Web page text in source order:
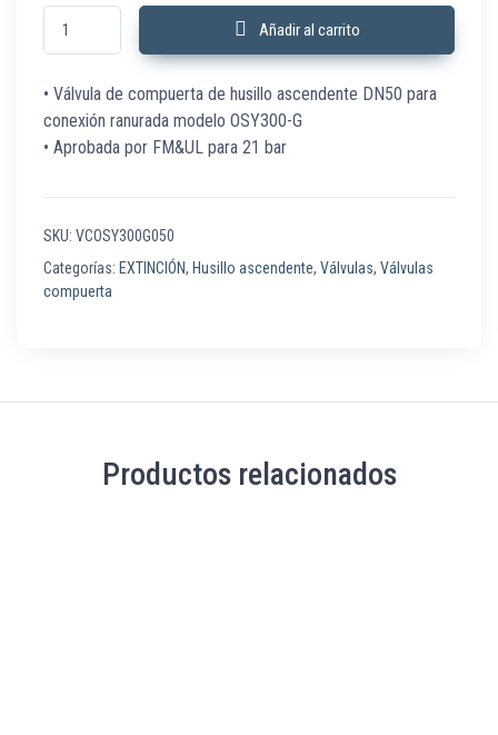
VCOSY300G050 Válvula comp OSY300-G 21bar 2" DN50 RAN FM&UL
Añadir al carrito
• Válvula de compuerta de husillo ascendente DN50 para
conexión ranurada modelo OSY300-G
• Aprobada por FM&UL para 21 bar
SKU: VCOSY300G050
Categorías: EXTINCIÓN, Husillo ascendente, Válvulas, Válvulas
compuerta
Productos relacionados